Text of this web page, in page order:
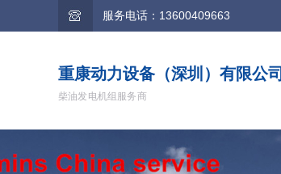
服务电话：13600409663
重康动力设备（深圳）有限公司
柴油发电机组服务商